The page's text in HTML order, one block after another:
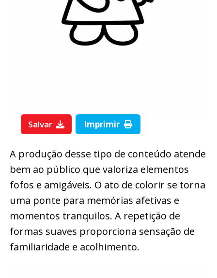
Salvar Imprimir
A produção desse tipo de conteúdo atende
bem ao público que valoriza elementos
fofos e amigáveis. O ato de colorir se torna
uma ponte para memórias afetivas e
momentos tranquilos. A repetição de
formas suaves proporciona sensação de
familiaridade e acolhimento.